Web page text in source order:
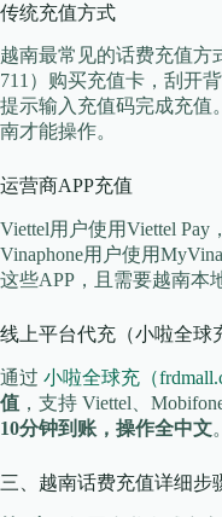
传统充值方式
越南最常见的话费充值方
711）购买充值卡，刮开
提示输入充值码完成充值
南才能操作。
运营商APP充值
Viettel用户使用Viettel Pay
Vinaphone用户使用
这些APP，且需要越南本
线上平台代充（小啦全球
通过 小啦全球充（
值 ，支持 Viettel、
10分钟到账，操作全中文。
三、越南话费充值详细步